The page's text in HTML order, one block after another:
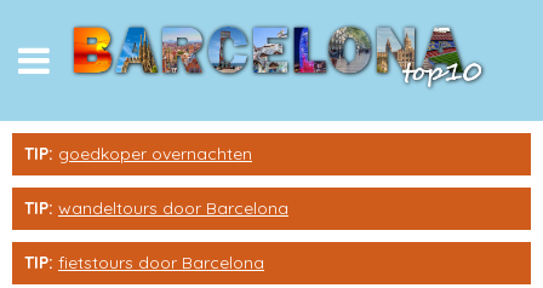
Sagrada Familia
Park Güell
winkelen
TIP: goedkoper overnachten
TIP: wandeltours door Barcelona
TIP: fietstours door Barcelona